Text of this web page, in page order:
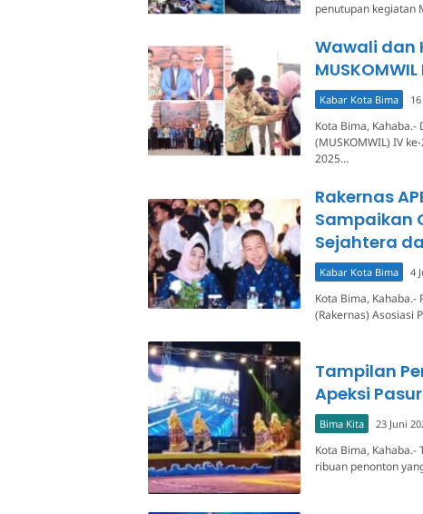
penutupan kegiatan
Wawali dan
Kabar Kota Bima
Kota Bima,
(MUSKOMWIL) IV
2025…
Rakernas
Sampaikan
Sejahtera
Kabar Kota Bima 4
Kota Bima,
(Rakernas) Asosiasi
Tampilan
Apeksi
Bima Kita 23 Juni
Kota Bima,
ribuan penonton